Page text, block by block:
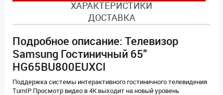
ХАРАКТЕРИСТИКИ
ДОСТАВКА
Подробное описание: Телевизор
Samsung Гостиничный 65"
HG65BU800EUXCI
Поддержка системы интерактивного гостиничного телевидения
TurnIP Просмотр видео в 4К выходит на новый уровень